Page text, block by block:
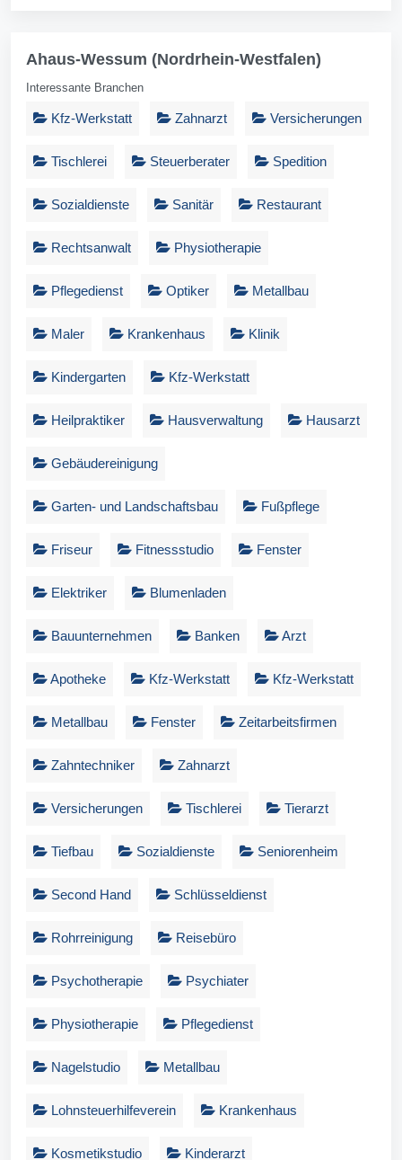
Ahaus-Wessum (Nordrhein-Westfalen)
Interessante Branchen
Kfz-Werkstatt Zahnarzt Versicherungen
Tischlerei Steuerberater Spedition
Sozialdienste Sanitär Restaurant
Rechtsanwalt Physiotherapie
Pflegedienst Optiker Metallbau
Maler Krankenhaus Klinik
Kindergarten Kfz-Werkstatt
Heilpraktiker Hausverwaltung Hausarzt
Gebäudereinigung
Garten- und Landschaftsbau Fußpflege
Friseur Fitnessstudio Fenster
Elektriker Blumenladen
Bauunternehmen Banken Arzt
Apotheke Kfz-Werkstatt Kfz-Werkstatt
Metallbau Fenster Zeitarbeitsfirmen
Zahntechniker Zahnarzt
Versicherungen Tischlerei Tierarzt
Tiefbau Sozialdienste Seniorenheim
Second Hand Schlüsseldienst
Rohrreinigung Reisebüro
Psychotherapie Psychiater
Physiotherapie Pflegedienst
Nagelstudio Metallbau
Lohnsteuerhilfeverein Krankenhaus
Kosmetikstudio Kinderarzt